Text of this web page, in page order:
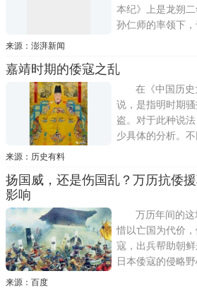
本纪》上是龙朔
孙仁师的率领下
(大韩民国忠清南
璋)，以及他请来
军展开战斗。结
济与倭军大败四
来源：澎湃新闻
嘉靖时期的倭寇之乱
在《中国历
说，是指明时期
盗。对于此种说
少具体的分析。
是不同的。而对
此事件不甚了解
描绘。林仁川先
来源：历史有料
扬国威，还是伤国乱？万历抗倭
影响
万历年间的
惜以亡国为代价
寇，出兵帮助朝
日本倭寇的侵略
正由于这场战争
来源：百度